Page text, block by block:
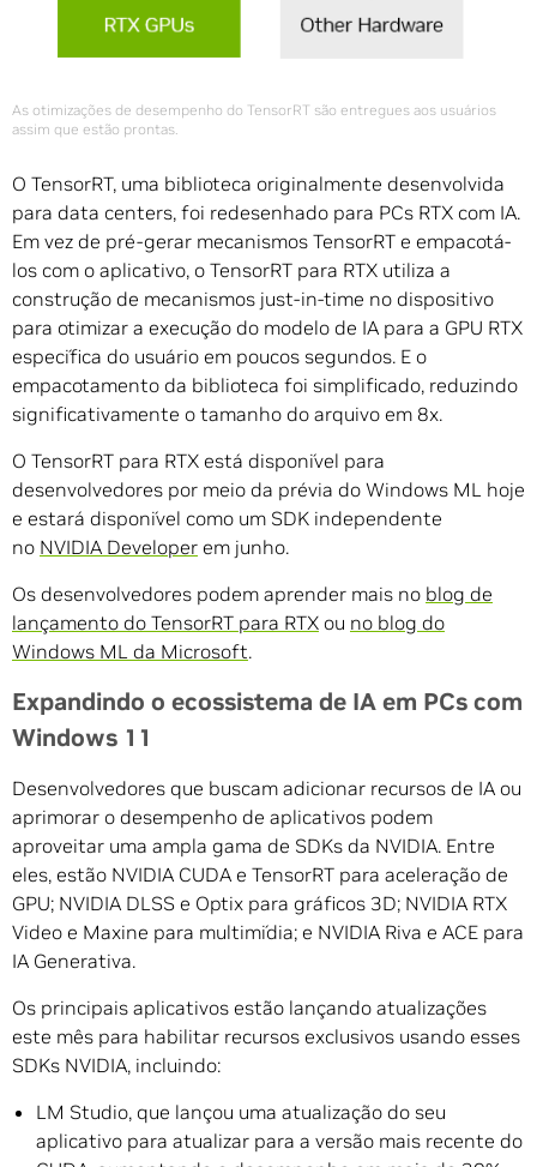
As otimizações de desempenho do TensorRT são entregues aos usuários
assim que estão prontas.
O TensorRT, uma biblioteca originalmente desenvolvida
para data centers, foi redesenhado para PCs RTX com IA.
Em vez de pré-gerar mecanismos TensorRT e empacotá-
los com o aplicativo, o TensorRT para RTX utiliza a
construção de mecanismos just-in-time no dispositivo
para otimizar a execução do modelo de IA para a GPU RTX
específica do usuário em poucos segundos. E o
empacotamento da biblioteca foi simplificado, reduzindo
significativamente o tamanho do arquivo em 8x.
O TensorRT para RTX está disponível para
desenvolvedores por meio da prévia do Windows ML hoje
e estará disponível como um SDK independente
no NVIDIA Developer em junho.
Os desenvolvedores podem aprender mais no blog de
lançamento do TensorRT para RTX ou no blog do
Windows ML da Microsoft.
Expandindo o ecossistema de IA em PCs com
Windows 11
Desenvolvedores que buscam adicionar recursos de IA ou
aprimorar o desempenho de aplicativos podem
aproveitar uma ampla gama de SDKs da NVIDIA. Entre
eles, estão NVIDIA CUDA e TensorRT para aceleração de
GPU; NVIDIA DLSS e Optix para gráficos 3D; NVIDIA RTX
Video e Maxine para multimídia; e NVIDIA Riva e ACE para
IA Generativa.
Os principais aplicativos estão lançando atualizações
este mês para habilitar recursos exclusivos usando esses
SDKs NVIDIA, incluindo:
LM Studio, que lançou uma atualização do seu
aplicativo para atualizar para a versão mais recente do